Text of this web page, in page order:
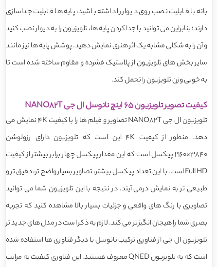
بانه با قابلیت نصب روی دیوار را داشته باشید، پایه ها قابلیت جداسازی
دارند؛ بنابراین می توانید با جدا کردن پایه ها، تلویزیون را به دیوار نصب کنید
و آن را به شکلی مشابه یک اثر هنری نمایش دهید. پوشش پایه ها نیز مانند
سایر بخش های تلویزیون از پلاستیک فشرده و مقاوم ساخته شده است تا
به خوبی وزن تلویزیون را تحمل کند.
کیفیت تصویر تلویزیون 65 اینچ نانوسل ال جی NANO82T
تلویزیون ال جی NANO82T تصاویر و فیلم ها را با کیفیت 4K نمایش می
دهد. منظور از کیفیت 4K این است که تلویزیون دارای رزولوشن
3840×2160 پیکسل است که این مقدار پیکسل چهار برابر بیشتر از کیفیت
Full HD است. با این تعداد پیکسل بیشتر، تصاویر بسیار واضح تر، دقیق تر و
طبیعی تر به نمایش درمی آیند. در نتیجه با این تلویزیون شما می توانید
تصاویری با رنگ های واقعی و جزئیات بسیار بالا مشاهده کنید که تجربه
بصری شما را هیجان انگیزتر می کند. لازم به ذکر است در مدل های جدید تر
تلویزیون ال جی از فناوری ترکیب نانوسل با دیگر فناوری ها استفاده شده
است که به تلویزیون QNED معروف هستند. این فناوری کیفیت به مراتب